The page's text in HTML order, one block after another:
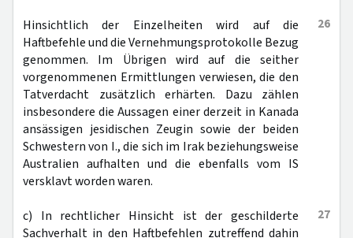
26
Hinsichtlich der Einzelheiten wird auf die
Haftbefehle und die Vernehmungsprotokolle Bezug
genommen. Im Übrigen wird auf die seither
vorgenommenen Ermittlungen verwiesen, die den
Tatverdacht zusätzlich erhärten. Dazu zählen
insbesondere die Aussagen einer derzeit in Kanada
ansässigen jesidischen Zeugin sowie der beiden
Schwestern von I., die sich im Irak beziehungsweise
Australien aufhalten und die ebenfalls vom IS
versklavt worden waren.
27
c) In rechtlicher Hinsicht ist der geschilderte
Sachverhalt in den Haftbefehlen zutreffend dahin